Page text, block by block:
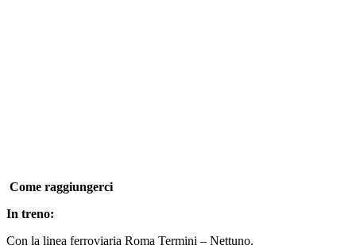
Come raggiungerci
In treno:
Con la linea ferroviaria Roma Termini – Nettuno.